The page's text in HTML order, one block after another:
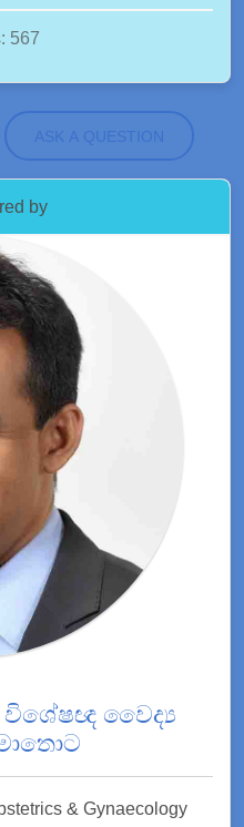
567
ASK A QUESTION
by
විශේෂඥ වෛද්‍ය
& Gynaecology